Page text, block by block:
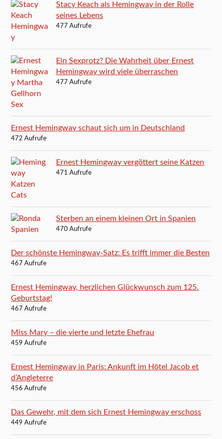
Stacy Keach als Hemingway in der Rolle
seines Lebens
477 Aufrufe
Ein Sexprotz? Die Wahrheit über Ernest
Hemingway wird viele überraschen
477 Aufrufe
Ernest Hemingway schaut sich um in Deutschland
472 Aufrufe
Ernest Hemingway vergöttert seine Katzen
471 Aufrufe
Sterben an einem kleinen Ort in Spanien
470 Aufrufe
Der schönste Hemingway-Satz: Es trifft immer die Besten
467 Aufrufe
Ernest Hemingway, herzlichen Glückwunsch zum 125.
Geburtstag!
467 Aufrufe
Miss Mary – die vierte und letzte Ehefrau
459 Aufrufe
Ernest Hemingway in Paris: Ankunft im Hôtel Jacob et
d’Angleterre
456 Aufrufe
Das Gewehr, mit dem sich Ernest Hemingway erschoss
449 Aufrufe